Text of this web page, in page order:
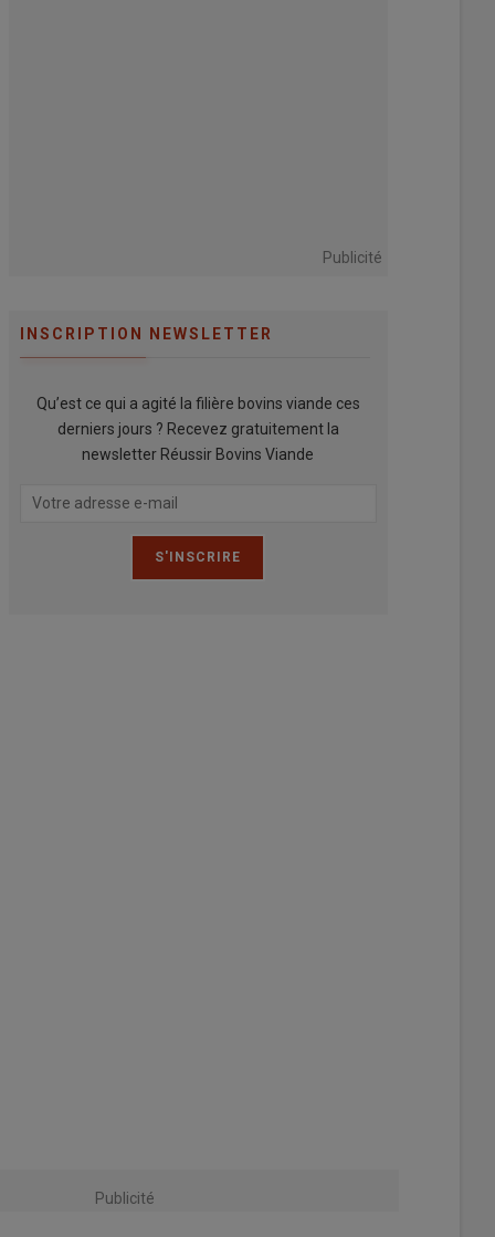
Publicité
INSCRIPTION NEWSLETTER
Qu’est ce qui a agité la filière bovins viande ces
derniers jours ? Recevez gratuitement la
newsletter Réussir Bovins Viande
Publicité